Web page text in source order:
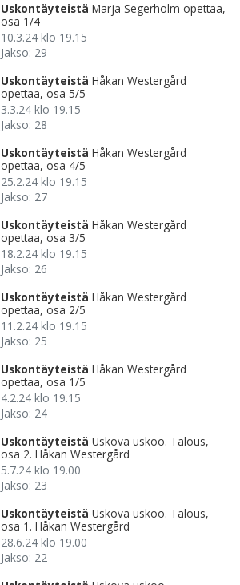
Uskontäyteistä Marja Segerholm opettaa,
osa 1/4
10.3.24 klo 19.15
Jakso: 29
Uskontäyteistä Håkan Westergård
opettaa, osa 5/5
3.3.24 klo 19.15
Jakso: 28
Uskontäyteistä Håkan Westergård
opettaa, osa 4/5
25.2.24 klo 19.15
Jakso: 27
Uskontäyteistä Håkan Westergård
opettaa, osa 3/5
18.2.24 klo 19.15
Jakso: 26
Uskontäyteistä Håkan Westergård
opettaa, osa 2/5
11.2.24 klo 19.15
Jakso: 25
Uskontäyteistä Håkan Westergård
opettaa, osa 1/5
4.2.24 klo 19.15
Jakso: 24
Uskontäyteistä Uskova uskoo. Talous,
osa 2. Håkan Westergård
5.7.24 klo 19.00
Jakso: 23
Uskontäyteistä Uskova uskoo. Talous,
osa 1. Håkan Westergård
28.6.24 klo 19.00
Jakso: 22